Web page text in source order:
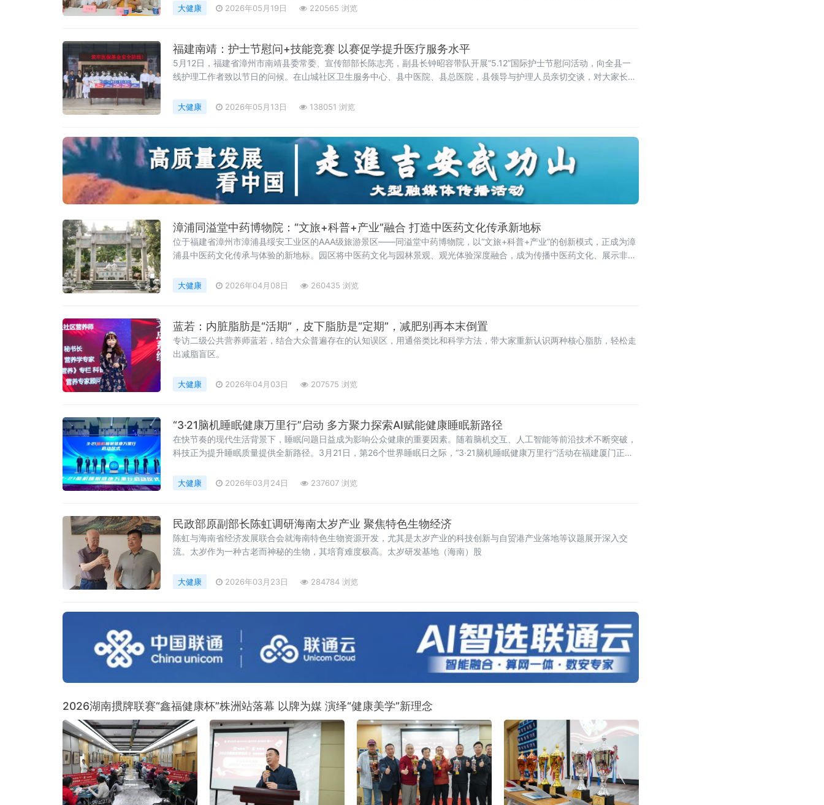
民族IP、精品咖啡、中医康养与森林旅居，构建“咖啡文化+民族美学+中医康养+生态旅居”四位一体的产业新生态，打造沪
大健康 2026年05月19日 220565 浏览
福建南靖：护士节慰问+技能竞赛 以赛促学提升医疗服务水平
5月12日，福建省漳州市南靖县委常委、宣传部部长陈志亮，副县长钟昭容带队开展“5.12”国际护士节慰问活动，向全县一
线护理工作者致以节日的问候。在山城社区卫生服务中心、县中医院、县总医院，县领导与护理人员亲切交谈，对大家长期
理技能，以更优质
大健康 2026年05月13日 138051 浏览
漳浦同溢堂中药博物院：“文旅+科普+产业”融合 打造中医药文化传承新地标
位于福建省漳州市漳浦县绥安工业区的AAA级旅游景区——同溢堂中药博物院，以“文旅+科普+产业”的创新模式，正成为漳
浦县中医药文化传承与体验的新地标。园区将中医药文化与园林景观、观光体验深度融合，成为传播中医药文化、展示非遗
石、归来亭等多处人
大健康 2026年04月08日 260435 浏览
蓝若：内脏脂肪是“活期”，皮下脂肪是“定期”，减肥别再本末倒置
专访二级公共营养师蓝若，结合大众普遍存在的认知误区，用通俗类比和科学方法，带大家重新认识两种核心脂肪，轻松走
出减脂盲区。
大健康 2026年04月03日 207575 浏览
“3·21脑机睡眠健康万里行”启动 多方聚力探索AI赋能健康睡眠新路径
在快节奏的现代生活背景下，睡眠问题日益成为影响公众健康的重要因素。随着脑机交互、人工智能等前沿技术不断突破，
科技正为提升睡眠质量提供全新路径。3月21日，第26个世界睡眠日之际，“3·21脑机睡眠健康万里行”活动在福建厦门正式
脑机赋能”为主题，
大健康 2026年03月24日 237607 浏览
民政部原副部长陈虹调研海南太岁产业 聚焦特色生物经济
陈虹与海南省经济发展联合会就海南特色生物资源开发，尤其是太岁产业的科技创新与自贸港产业落地等议题展开深入交
流。太岁作为一种古老而神秘的生物，其培育难度极高。太岁研发基地（海南）股
大健康 2026年03月23日 284784 浏览
2026湖南掼牌联赛“鑫福健康杯”株洲站落幕 以牌为媒 演绎“健康美学”新理念